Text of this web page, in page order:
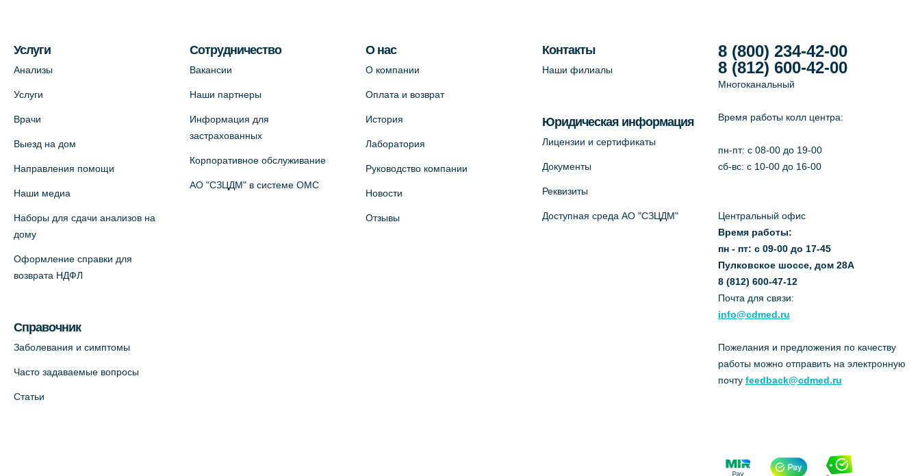
Услуги
Анализы
Услуги
Врачи
Выезд на дом
Направления помощи
Наши медиа
Наборы для сдачи анализов на
дому
Оформление справки для
возврата НДФЛ
Справочник
Заболевания и симптомы
Часто задаваемые вопросы
Статьи
Сотрудничество
Вакансии
Наши партнеры
Информация для
застрахованных
Корпоративное обслуживание
АО "СЗЦДМ" в системе ОМС
О нас
О компании
Оплата и возврат
История
Лаборатория
Руководство компании
Новости
Отзывы
Контакты
Наши филиалы
Юридическая информация
Лицензии и сертификаты
Документы
Реквизиты
Доступная среда АО "СЗЦДМ"
8 (800) 234-42-00
8 (812) 600-42-00
Многоканальный
Время работы колл центра:
пн-пт: c 08-00 до 19-00
сб-вс: с 10-00 до 16-00
Центральный офис
Время работы:
пн - пт: с 09-00 до 17-45
Пулковское шоссе, дом 28А
8 (812) 600-47-12
Почта для связи:
info@cdmed.ru
Пожелания и предложения по качеству
работы можно отправить на электронную
почту feedback@cdmed.ru